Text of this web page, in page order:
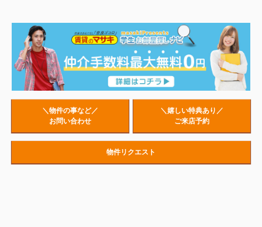
＼物件の事など／
お問い合わせ
＼嬉しい特典あり／
ご来店予約
物件リクエスト